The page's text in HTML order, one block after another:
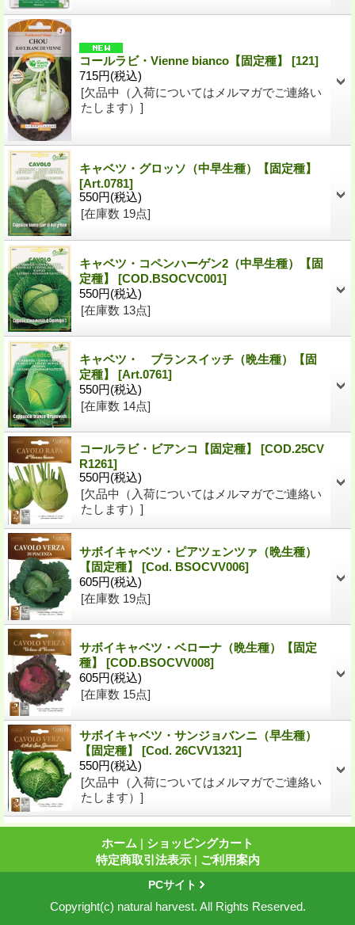
コールラビ・Vienne bianco【固定種】 [121]
715円(税込)
[欠品中（入荷についてはメルマガでご連絡い
たします）]
キャベツ・グロッソ（中早生種）【固定種】
[Art.0781]
550円(税込)
[在庫数 19点]
キャベツ・コペンハーゲン2（中早生種）【固
定種】 [COD.BSOCVC001]
550円(税込)
[在庫数 13点]
キャベツ・ ブランスイッチ（晩生種）【固
定種】 [Art.0761]
550円(税込)
[在庫数 14点]
コールラビ・ビアンコ【固定種】 [COD.25CV
R1261]
550円(税込)
[欠品中（入荷についてはメルマガでご連絡い
たします）]
サボイキャベツ・ピアツェンツァ（晩生種）
【固定種】 [Cod. BSOCVV006]
605円(税込)
[在庫数 19点]
サボイキャベツ・ベローナ（晩生種）【固定
種】 [COD.BSOCVV008]
605円(税込)
[在庫数 15点]
サボイキャベツ・サンジョバンニ（早生種）
【固定種】 [Cod. 26CVV1321]
550円(税込)
[欠品中（入荷についてはメルマガでご連絡い
たします）]
ホーム | ショッピングカート
特定商取引法表示 | ご利用案内
PCサイト
Copyright(c) natural harvest. All Rights Reserved.